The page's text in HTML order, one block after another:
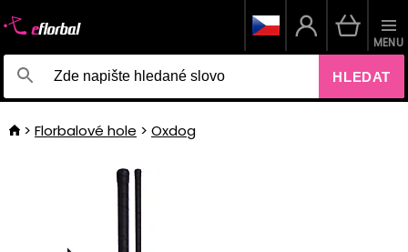
HLEDAT
MENU
Florbalové hole Oxdog